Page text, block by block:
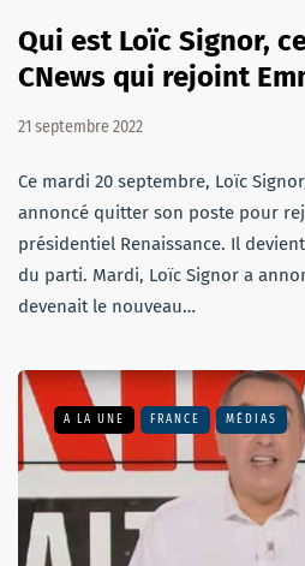
Qui est Loïc Signor,
CNews qui rejoint
21 septembre 2022
Ce mardi 20 septembre, Loïc
annoncé quitter son poste pour
présidentiel Renaissance. Il
du parti. Mardi, Loïc Signor a
devenait le nouveau…
A LA UNE FRANCE MÉDIAS